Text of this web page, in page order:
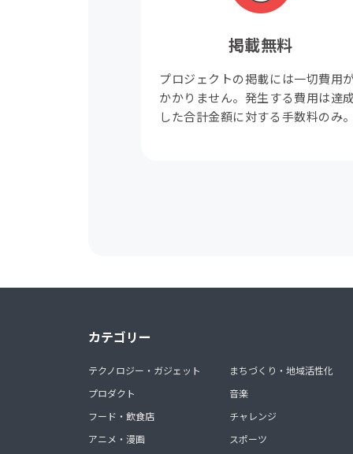
掲載無料
プロジェクトの掲載には一切費用
かかりません。発生する費用は達
した合計金額に対する手数料のみ
カテゴリー
テクノロジー・ガジェット
プロダクト
フード・飲食店
アニメ・漫画
まちづくり・地域活性化
音楽
チャレンジ
スポーツ